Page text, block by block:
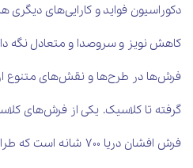
دکوراسیون فواید و کارایی‌های دیگری
کاهش نویز و سروصدا و متعادل نگه
فرش‌ها در طرح‌ها و نقش‌های متنوع
گرفته تا کلاسیک. یکی از فرش‌های
فرش افشان دریا 700